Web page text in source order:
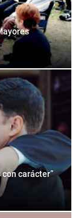
carácter”